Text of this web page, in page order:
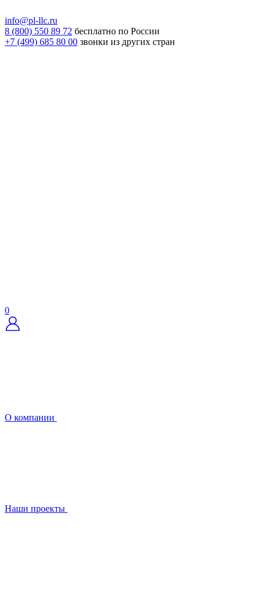
info@pl-llc.ru
8 (800) 550 89 72 бесплатно по России
+7 (499) 685 80 00 звонки из других стран
0
О компании
Наши проекты